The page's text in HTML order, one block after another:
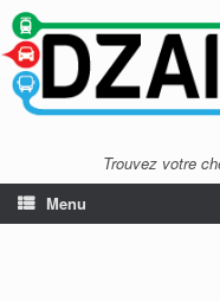
Trouvez votre
Menu